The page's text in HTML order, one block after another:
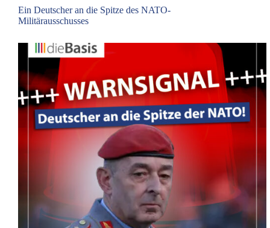
Ein Deutscher an die Spitze des NATO-
Militärausschusses